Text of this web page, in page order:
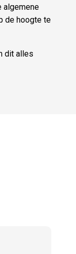
algemene
de hoogte te
dit alles